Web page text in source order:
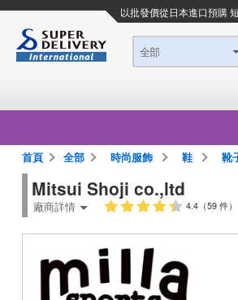
以批發價從日本進口預購
全部
首頁 全部 時尚服飾 鞋 靴
Mitsui Shoji co.,ltd
廠商詳情 4.4（59 件）